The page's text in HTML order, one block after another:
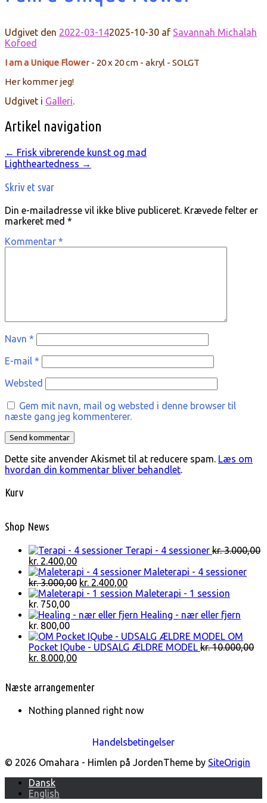
Udgivet den 2022-03-142025-10-30 af Savannah Michalah
Kofoed
I am a Unique Flower - 20 x 20 cm - akryl - SOLGT
Her kommer jeg!
Udgivet i Galleri.
Artikel navigation
← Frisk vibrerende kunst og mad
Lightheartedness →
Skriv et svar
Din e-mailadresse vil ikke blive publiceret. Krævede felter er
markeret med *
Kommentar *
Navn *
E-mail *
Websted
Gem mit navn, mail og websted i denne browser til
næste gang jeg kommenterer.
Dette site anvender Akismet til at reducere spam. Læs om
hvordan din kommentar bliver behandlet.
Kurv
Shop News
Terapi - 4 sessioner kr.3.000,00
Den
oprindelige
pris
var:
kr. 3.000,00.
kr. 2.400,00Den
aktuelle
pris
er:
Maleterapi - 4 sessioner
kr.3.000,00 Den
oprindelige
var:
kr. 2.400,00Den
aktuelle
er:
Maleterapi - 1 session
kr. 750,00
Healing - nær eller fjern
kr. 800,00
OM
Pocket IQube - UDSALG ÆLDRE MODEL kr.10.000,00
Den
var:
kr. 8.000,00Den
er:
Næste arrangementer
Nothing planned right now
Handelsbetingelser
© 2026 Omahara - Himlen på JordenTheme by SiteOrigin
Dansk
English